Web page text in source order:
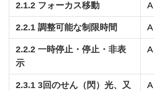
2.1.2 フォーカス移動 A
2.2.1 調整可能な制限時間 A
2.2.2 一時停止・停止・非表
示
A
2.3.1 3回のせん（閃）光、又
A